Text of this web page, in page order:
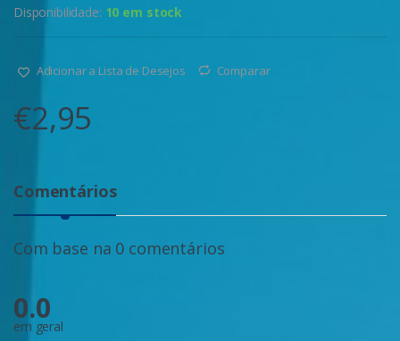
Disponibilidade: 10 em stock
Adicionar a Lista de Desejos Comparar
€2,95
Comentários
Com base na 0 comentários
0.0
em geral